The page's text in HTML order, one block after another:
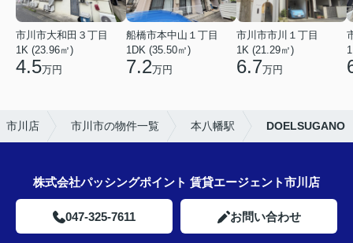
市川市大和田３丁目
1K (23.96㎡)
4.5万円
船橋市本中山１丁目
1DK (35.50㎡)
7.2万円
市川市市川１丁目
1K (21.29㎡)
6.7万円
市川店 市川市の物件一覧 本八幡駅 DOELSUGANO
株式会社パッシングポイント 賃貸エージェント市川店
047-325-7611 お問い合わせ